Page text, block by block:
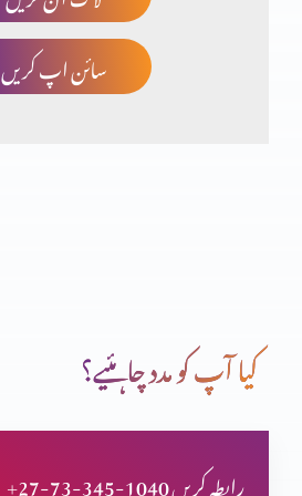
قران سے قران تک(حصہ 23)
ولادتِ یسوع المسیح کا ثبوت قرآن میں
سائن اپ کریں
کیا آپ کو مدد چاہئیے؟
+27-73-345-1040 رابطہ کریں